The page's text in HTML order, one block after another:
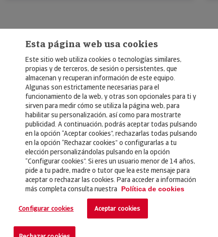
© Copyright 2026, Crédito y Caución
Aviso Legal
Política de Privacidad
RGPD
Política de Cookies
Seguros
Noticias
Esta página web usa cookies
Este sitio web utiliza cookies o tecnologías similares,
propias y de terceros, de sesión o persistentes, que
almacenan y recuperan información de este equipo.
Algunas son estrictamente necesarias para el
funcionamiento de la web, y otras son opcionales para ti y
sirven para medir cómo se utiliza la página web, para
habilitar su personalización, así como para mostrarte
publicidad. A continuación, podrás aceptar todas pulsando
en la opción “Aceptar cookies”, rechazarlas todas pulsando
en la opción “Rechazar cookies” o configurarlas a tu
elección personalizándolas pulsando en la opción
“Configurar cookies”. Si eres un usuario menor de 14 años,
pide a tu padre, madre o tutor que lea este mensaje para
aceptar o rechazar las cookies. Para acceder a información
más completa consulta nuestra
Política de cookies
Configurar cookies Aceptar cookies